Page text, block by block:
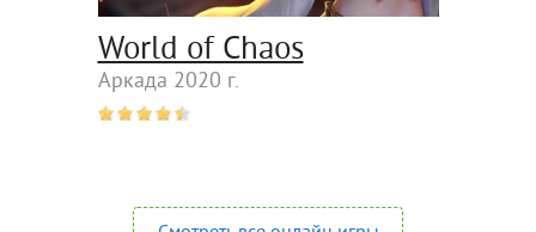
World of Chaos
Аркада 2020 г.